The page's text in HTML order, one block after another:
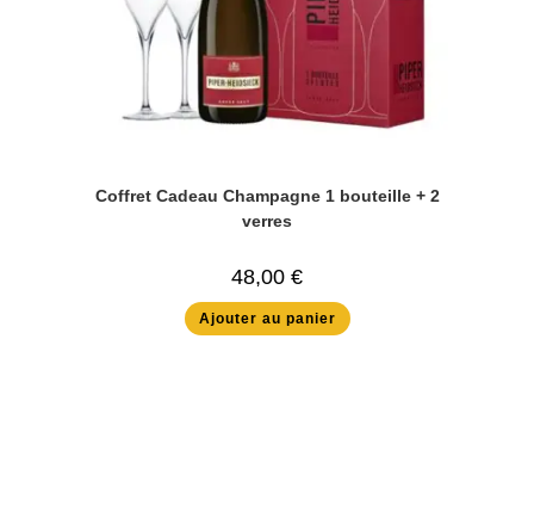
Coffret Cadeau Champagne 1 bouteille + 2
verres
48,00 €
Ajouter au panier